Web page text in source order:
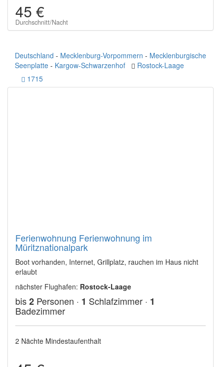
45 €
Durchschnitt/Nacht
Deutschland - Mecklenburg-Vorpommern - Mecklenburgische
Seenplatte - Kargow-Schwarzenhof
Rostock-Laage
1715
Ferienwohnung Ferienwohnung im
Müritznationalpark
Boot vorhanden, Internet, Grillplatz, rauchen im Haus nicht
erlaubt
nächster Flughafen: Rostock-Laage
bis2 Personen · 1 Schlafzimmer · 1
Badezimmer
2 Nächte Mindestaufenthalt